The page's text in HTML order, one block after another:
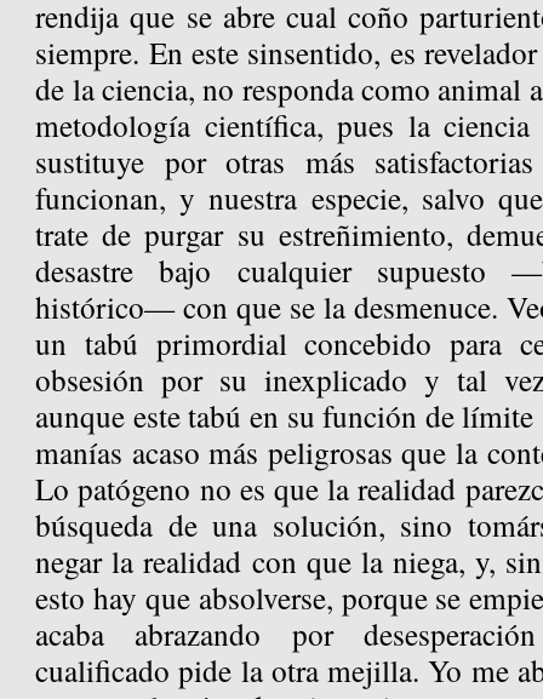
rendija que se abre cual coño
siempre. En este sinsentido, es
de la ciencia, no responda como animal
metodología científica, pues la
sustituye por otras más
funcionan, y nuestra especie, salvo
trate de purgar su estreñimiento,
desastre bajo cualquier supuesto
histórico— con que se la desmenuce.
un tabú primordial concebido para
obsesión por su inexplicado y tal
aunque este tabú en su función de límite
manías acaso más peligrosas que la
Lo patógeno no es que la realidad
búsqueda de una solución, sino
negar la realidad con que la niega, y,
esto hay que absolverse, porque se
acaba abrazando por
cualificado pide la otra mejilla. Yo me